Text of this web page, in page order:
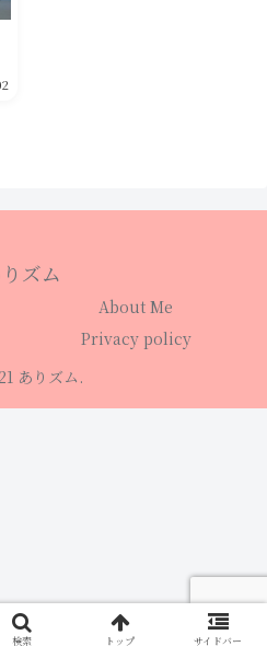
ズム
About Me
Privacy policy
ありズム.
検索 トップ サイドバー